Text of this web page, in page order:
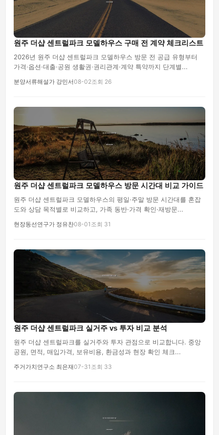
원주 더샵 센트럴파크 모델하우스 구매 전 계약 체크리스트
2026년 원주 더샵 센트럴파크 모델하우스 방문 전 공급 유형부터
가격·옵션·대출·공원 생활권·권리관계·계약 특약까지 단계별...
분양서류해설가 강민서08-02조회 26
원주 더샵 센트럴파크 모델하우스 방문 시간대 비교 가이드
원주 더샵 센트럴파크 모델하우스의 평일·주말 방문 시간대를 혼잡
도와 상담 목적별로 비교하고, 가족 동반·가격 확인·재방문...
현장동선연구가 정유찬08-01 조회 31
원주 더샵 센트럴파크 실거주 vs 투자 비교 분석
원주 더샵 센트럴파크를 실거주와 투자 관점으로 비교합니다. 중앙
공원, 면적, 매입가격, 보유비용, 환금성과 현장 확인 체크...
주거가치연구소 최은재07-31 조회 33